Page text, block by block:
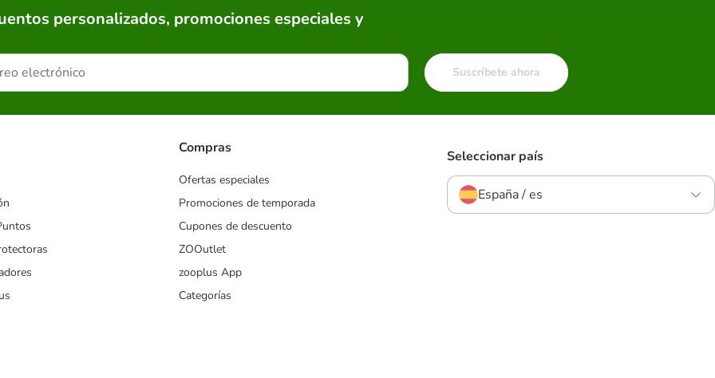
personalizados, promociones especiales y
Suscríbete ahora
Compras
Ofertas especiales
Promociones de temporada
Cupones de descuento
ZOOutlet
zooplus App
Categorías
Seleccionar país
España / es